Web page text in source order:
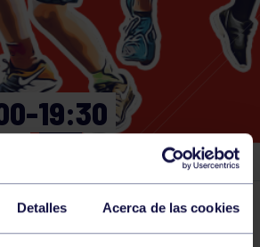
Detalles Acerca de las cookies
19:30